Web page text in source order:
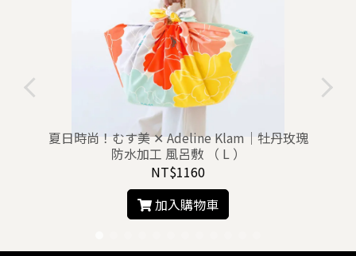
夏日時尚！むす美 ✕ Adeline Klam｜牡丹玫瑰
防水加工 風呂敷 （ L ）
NT$1160
加入購物車